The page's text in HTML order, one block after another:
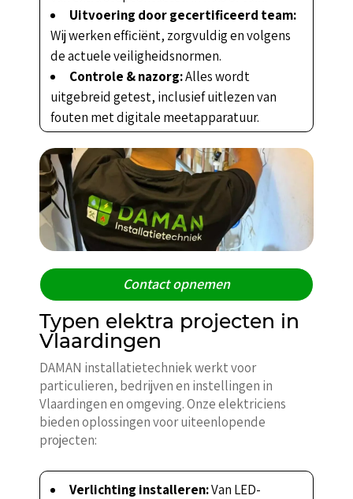
Uitvoering door gecertificeerd team:
Wij werken efficiënt, zorgvuldig en volgens
de actuele veiligheidsnormen.
Controle & nazorg:Alles wordt
uitgebreid getest, inclusief uitlezen van
fouten met digitale meetapparatuur.
Contact opnemen
Typen elektra projecten in
Vlaardingen
DAMAN installatietechniek werkt voor
particulieren, bedrijven en instellingen in
Vlaardingen en omgeving. Onze elektriciens
bieden oplossingen voor uiteenlopende
projecten:
Verlichting installeren:Van LED-